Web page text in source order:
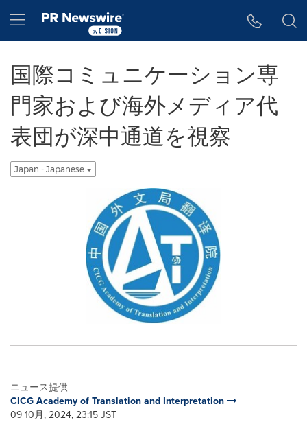
Hamburger menu
国際コミュニケーション専
門家および海外メディア代
表団が深中通道を視察
Japan - Japanese
ニュース提供
CICG Academy of Translation and Interpretation
09 10月, 2024, 23:15 JST